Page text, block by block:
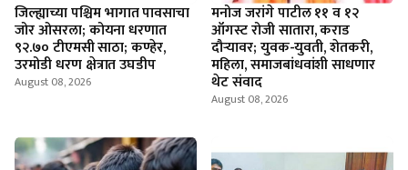
जिल्ह्याच्या पश्चिम भागात पावसाचा
जोर ओसरला; कोयना धरणात
९२.७० टीएमसी साठा; कण्हेर,
उरमोडी धरण क्षेत्रात उघडीप
August 08, 2026
मनोज जरांगे पाटील ११ व १२
ऑगस्ट रोजी सातारा, कराड
दौऱ्यावर; युवक-युवती, शेतकरी,
महिला, समाजबांधवांशी साधणार
थेट संवाद
August 08, 2026